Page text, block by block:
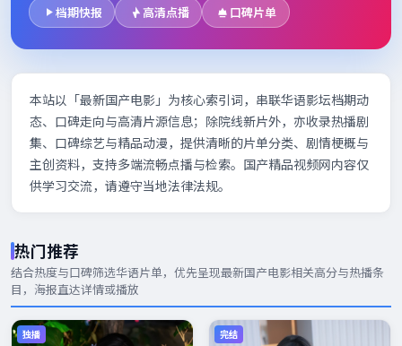
档期快报 高清点播 口碑片单
本站以「最新国产电影」为核心索引词，串联华语影坛档期动
态、口碑走向与高清片源信息；除院线新片外，亦收录热播剧
集、口碑综艺与精品动漫，提供清晰的片单分类、剧情梗概与
主创资料，支持多端流畅点播与检索。国产精品视频网内容仅
供学习交流，请遵守当地法律法规。
热门推荐
结合热度与口碑筛选华语片单，优先呈现最新国产电影相关高分与热播条
目，海报直达详情或播放
独播 完结